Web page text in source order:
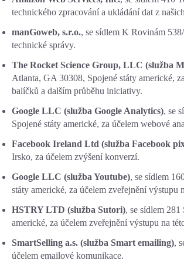
technického zpracování a ukládání dat z
manGoweb, s.r.o., se sídlem K Rovinám
technické správy.
The Rocket Science Group, LLC (služba
Atlanta, GA 30308, Spojené státy americké,
balíčků a dalším průběhu iniciativy.
Google LLC (služba Google Analytics), se
Spojené státy americké, za účelem webové
Facebook Ireland Ltd (služba Facebook
Irsko, za účelem zvýšení konverzí.
Google LLC (služba Youtube), se sídlem
státy americké, za účelem zveřejnění výstupu
HSTRY LTD (služba Sutori), se sídlem
americké, za účelem zveřejnění výstupu na
SmartSelling a.s. (služba Smart emailing),
účelem emailové komunikace.